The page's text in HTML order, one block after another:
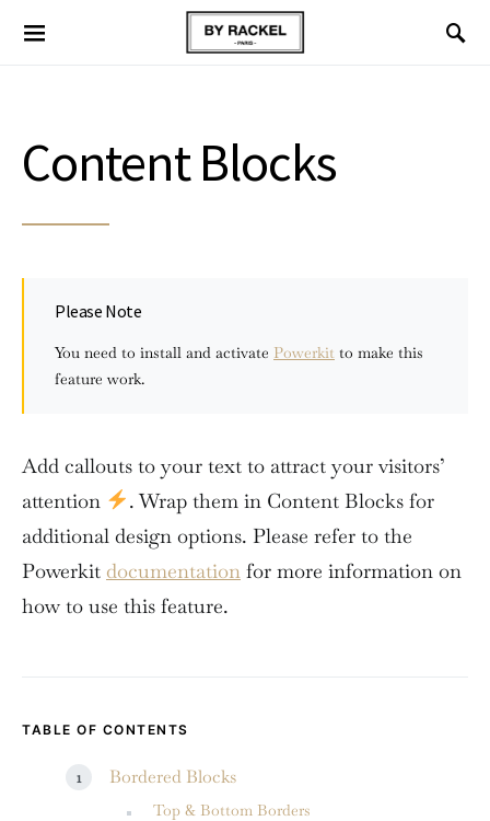
Content Blocks
Please Note
You need to install and activate Powerkit to make this
feature work.
Add callouts to your text to attract your visitors’
attention
. Wrap them in Content Blocks for
additional design options. Please refer to the
Powerkit documentation for more information on
how to use this feature.
TABLE OF CONTENTS
Bordered Blocks
Top & Bottom Borders